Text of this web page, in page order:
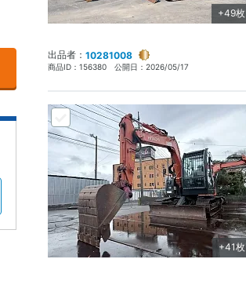
+49枚
出品者： 10281008
商品ID： 156380 公開日： 2026/05/17
+41枚